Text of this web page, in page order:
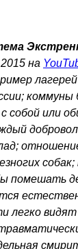
на
коммуны
собой или
помешать
легко видят